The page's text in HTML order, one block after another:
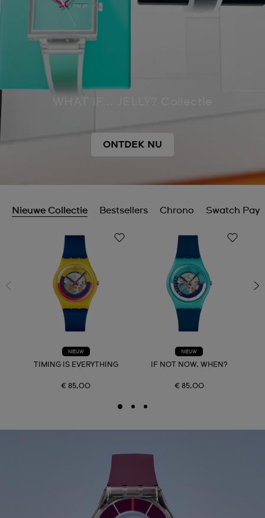
ONTDEK NU
Nieuwe Collectie Bestsellers Chrono Swatch Pay
NIEUW
TIMING IS EVERYTHING
€ 85,00
NIEUW
IF NOT NOW, WHEN?
€ 85,00